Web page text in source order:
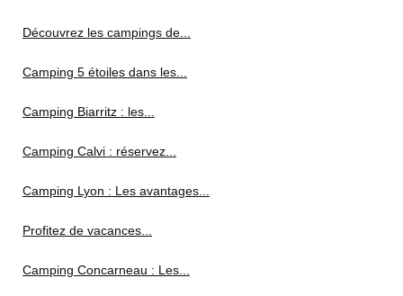
Découvrez les campings de...
Camping 5 étoiles dans les...
Camping Biarritz : les...
Camping Calvi : réservez...
Camping Lyon : Les avantages...
Profitez de vacances...
Camping Concarneau : Les...